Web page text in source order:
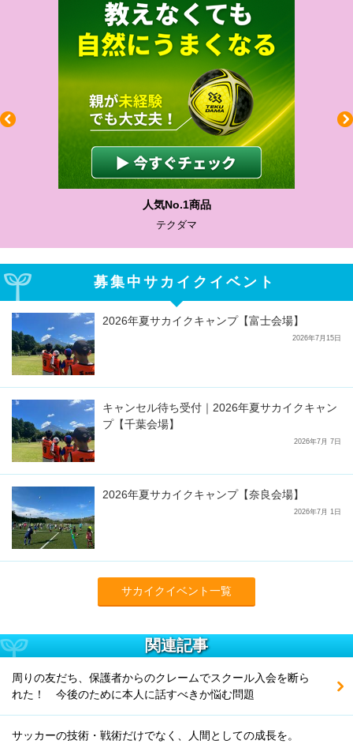
人気No.1商品
テクダマ
募集中サカイクイベント
2026年夏サカイクキャンプ【富士会場】
2026年7月15日
キャンセル待ち受付｜2026年夏サカイクキャン
プ【千葉会場】
2026年7月 7日
2026年夏サカイクキャンプ【奈良会場】
2026年7月 1日
サカイクイベント一覧
関連記事
周りの友だち、保護者からのクレームでスクール入会を断ら
れた！ 今後のために本人に話すべきか悩む問題
サッカーの技術・戦術だけでなく、人間としての成長を。